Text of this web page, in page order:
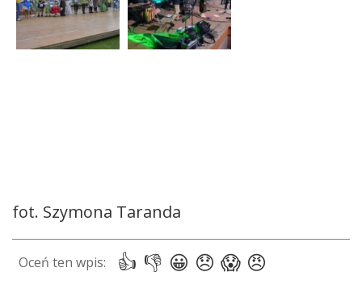
fot. Szymona Taranda